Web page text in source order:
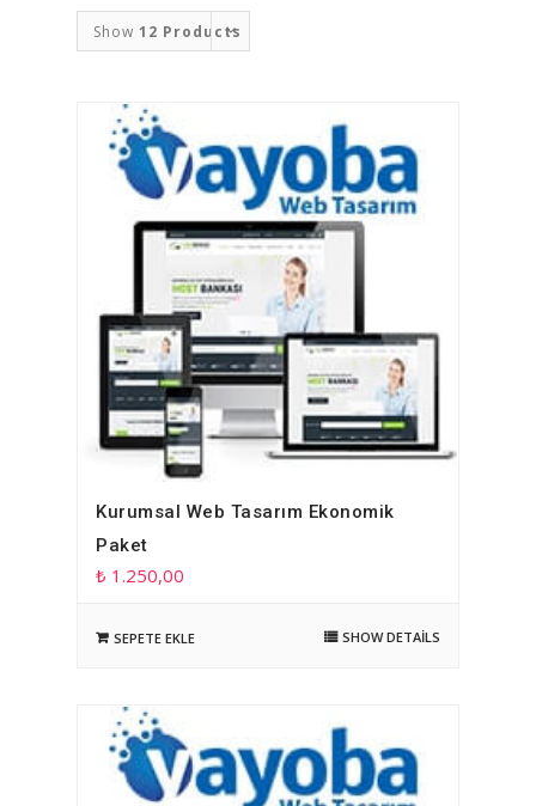
Show 12 Products
Kurumsal Web Tasarım Ekonomik
Paket
₺ 1.250,00
SEPETE EKLE SHOW DETAILS